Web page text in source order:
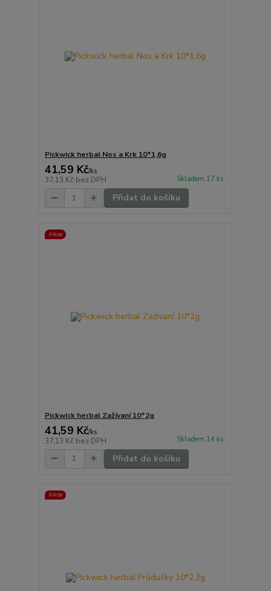
Pickwick herbal Nos a Krk 10*1,6g
41,59 Kč/ks
37,13 Kč bez DPH Skladem 17 ks
Přidat do košíku
Akce
Pickwick herbal Zažívaní 10*2g
41,59 Kč/ks
37,13 Kč bez DPH Skladem 14 ks
Přidat do košíku
Akce